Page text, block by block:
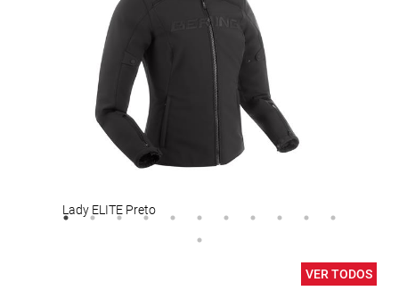
Lady ELITE Preto
VER TODOS